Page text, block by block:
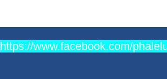
https://www.facebook.com/